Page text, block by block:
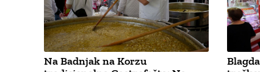
Na Badnjak na Korzu